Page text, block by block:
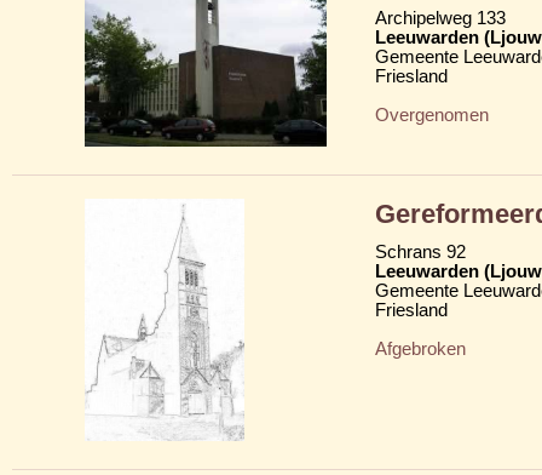
Archipelweg 133
Leeuwarden
Gemeente
Friesland
Overgenomen
Schrans 92
Leeuwarden
Gemeente
Friesland
Afgebroken